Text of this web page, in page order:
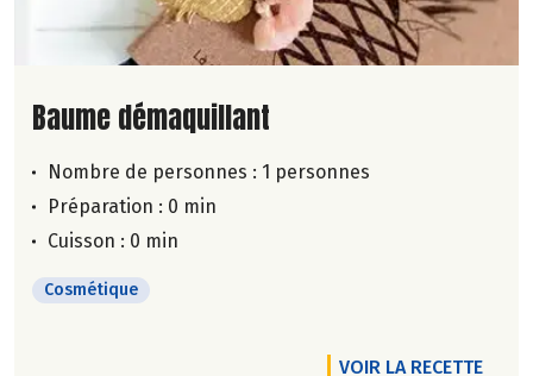
Lire la suite de la recette
Baume démaquillant
Nombre de personnes : 1 personnes
Préparation : 0 min
Cuisson : 0 min
Cosmétique
VOIR LA RECETTE